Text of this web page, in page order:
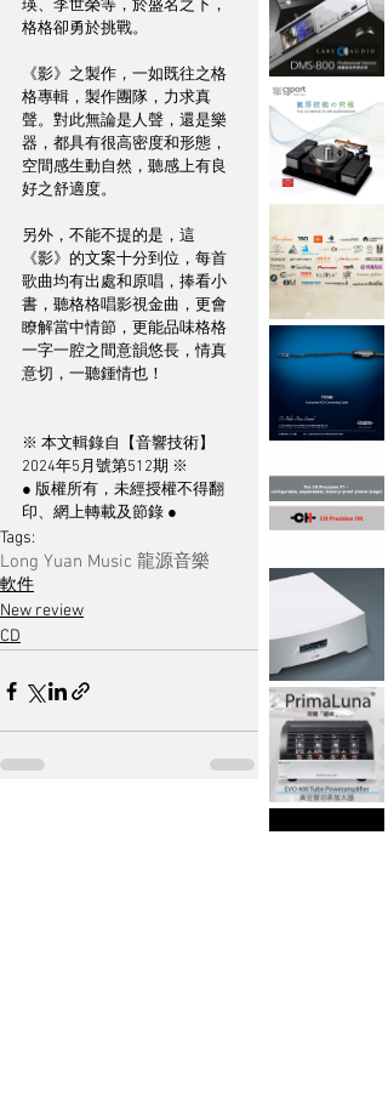
瑛、李世榮等，於盛名之下，
格格卻勇於挑戰。
《影》之製作，一如既往之格
格專輯，製作團隊，力求真
聲。對此無論是人聲，還是樂
器，都具有很高密度和形態，
空間感生動自然，聽感上有良
好之舒適度。
另外，不能不提的是，這
《影》的文案十分到位，每首
歌曲均有出處和原唱，捧看小
書，聽格格唱影視金曲，更會
瞭解當中情節，更能品味格格
一字一腔之間意韻悠長，情真
意切，一聽鍾情也！
※ 本文輯錄自【音響技術】
2024年5月號第512期 ※
● 版權所有，未經授權不得翻
印、網上轉載及節錄 ●
Tags:
Long Yuan Music 龍源音樂
軟件
New review
CD